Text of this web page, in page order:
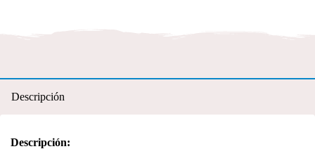
Descripción
Descripción: